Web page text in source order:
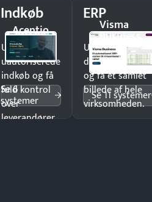
Indkøb
Acentio
Undgå
uautoriserede
indkøb og få
fuld kontrol
over
leverandører
Se 6
systemer
ERPVisma
Business
Undgå
og få ét samlet
billede af hele
virksomheden.
Se 11 systemer